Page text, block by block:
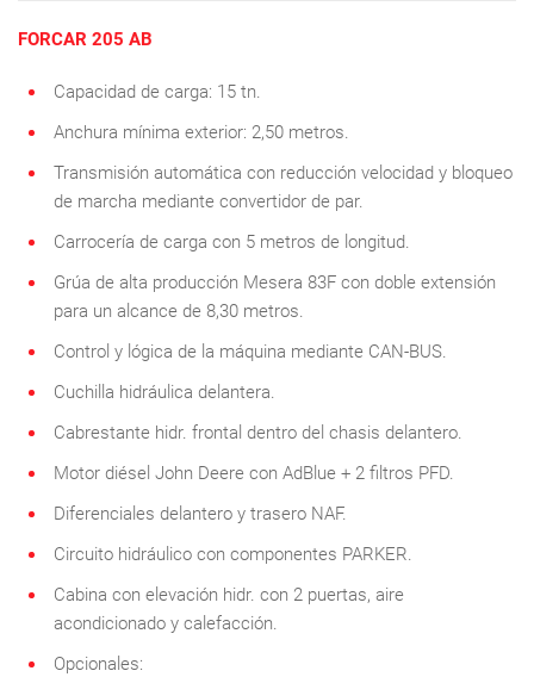
FORCAR 205 AB
Capacidad de carga: 15 tn.
Anchura mínima exterior: 2,50 metros.
Transmisión automática con reducción velocidad y bloqueo
de marcha mediante convertidor de par.
Carrocería de carga con 5 metros de longitud.
Grúa de alta producción Mesera 83F con doble extensión
para un alcance de 8,30 metros.
Control y lógica de la máquina mediante CAN-BUS.
Cuchilla hidráulica delantera.
Cabrestante hidr. frontal dentro del chasis delantero.
Motor diésel John Deere con AdBlue + 2 filtros PFD.
Diferenciales delantero y trasero NAF.
Circuito hidráulico con componentes PARKER.
Cabina con elevación hidr. con 2 puertas, aire
acondicionado y calefacción.
Opcionales: